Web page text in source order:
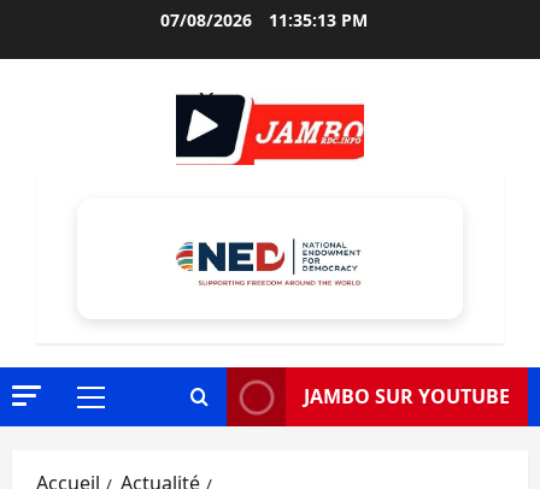
07/08/2026 11:35:14 PM
Menu
JAMBO SUR YOUTUBE
Accueil
Actualité